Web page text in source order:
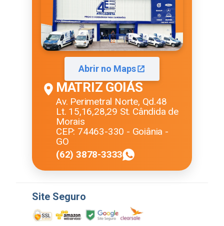
Abrir no Maps
MATRIZ GOIÁS
Av. Perimetral Norte, Qd.48
Lt. 15,16,28,29 St. Cândida de
Morais
CEP: 74463-330 - Goiânia -
GO
(62) 3878-3333
Site Seguro